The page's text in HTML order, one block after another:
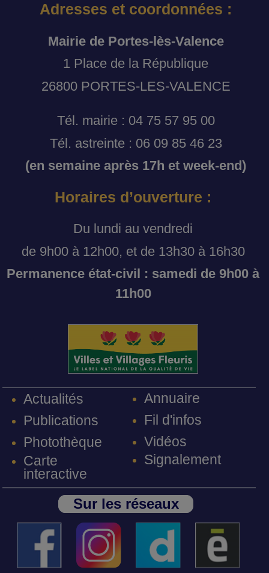
Adresses et coordonnées :
Mairie de Portes-lès-Valence
1 Place de la République
26800 PORTES-LES-VALENCE
Tél. mairie : 04 75 57 95 00
Tél. astreinte : 06 09 85 46 23
(en semaine après 17h et week-end)
Horaires d’ouverture :
Du lundi au vendredi
de 9h00 à 12h00, et de 13h30 à 16h30
Permanence état-civil : samedi de 9h00 à
11h00
Actualités
Publications
Photothèque
Carte
interactive
Annuaire
Fil d'infos
Vidéos
Signalement
Sur les réseaux